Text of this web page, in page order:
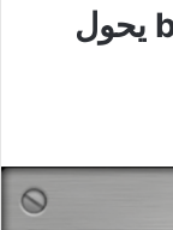
blowly-candle blower يحول